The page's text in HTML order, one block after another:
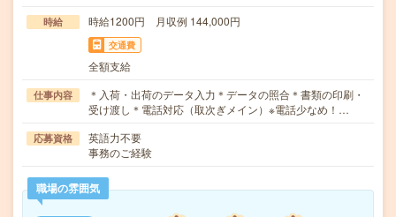
時給 時給1200円 月収例 144,000円
交通費
全額支給
仕事内容
＊入荷・出荷のデータ入力＊データの照合＊書類の印刷・
受け渡し＊電話対応（取次ぎメイン）※電話少なめ！…
応募資格
英語力不要
事務のご経験
職場の雰囲気